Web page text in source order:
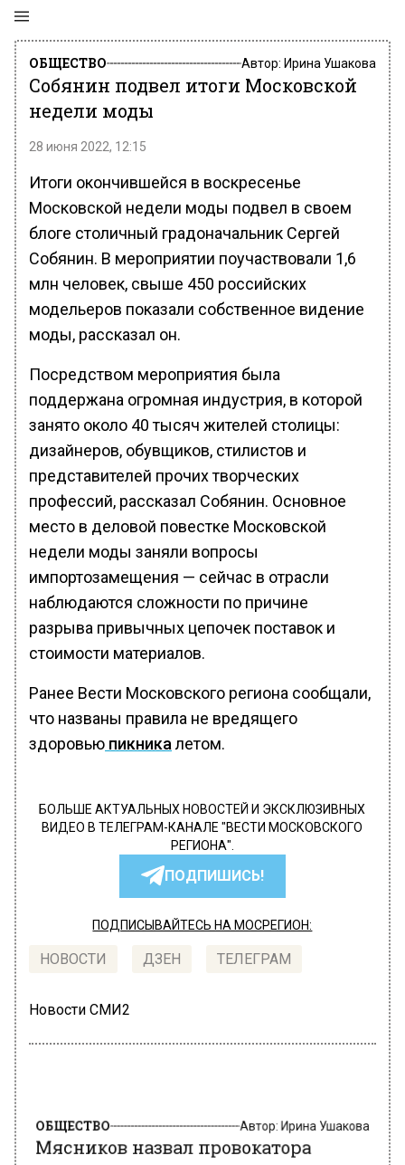
ОБЩЕСТВО Автор: Ирина Ушакова
Собянин подвел итоги Московской
недели моды
28 июня 2022, 12:15
Итоги окончившейся в воскресенье
Московской недели моды подвел в своем
блоге столичный градоначальник Сергей
Собянин. В мероприятии поучаствовали 1,6
млн человек, свыше 450 российских
модельеров показали собственное видение
моды, рассказал он.
Посредством мероприятия была
поддержана огромная индустрия, в которой
занято около 40 тысяч жителей столицы:
дизайнеров, обувщиков, стилистов и
представителей прочих творческих
профессий, рассказал Собянин. Основное
место в деловой повестке Московской
недели моды заняли вопросы
импортозамещения — сейчас в отрасли
наблюдаются сложности по причине
разрыва привычных цепочек поставок и
стоимости материалов.
Ранее Вести Московского региона сообщали,
что названы правила не вредящего
здоровью пикника летом.
БОЛЬШЕ АКТУАЛЬНЫХ НОВОСТЕЙ И ЭКСКЛЮЗИВНЫХ
ВИДЕО В ТЕЛЕГРАМ-КАНАЛЕ "ВЕСТИ МОСКОВСКОГО
РЕГИОНА".
ПОДПИШИСЬ!
ПОДПИСЫВАЙТЕСЬ НА МОСРЕГИОН:
НОВОСТИ ДЗЕН ТЕЛЕГРАМ
Новости СМИ2
Мясников назвал провокатора
аппендицита